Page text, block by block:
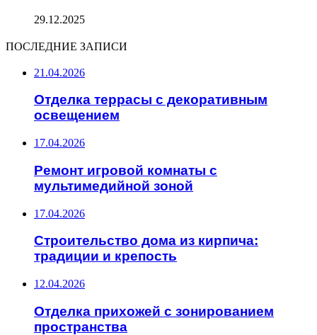
29.12.2025
ПОСЛЕДНИЕ ЗАПИСИ
21.04.2026
Отделка террасы с декоративным
освещением
17.04.2026
Ремонт игровой комнаты с
мультимедийной зоной
17.04.2026
Строительство дома из кирпича:
традиции и крепость
12.04.2026
Отделка прихожей с зонированием
пространства